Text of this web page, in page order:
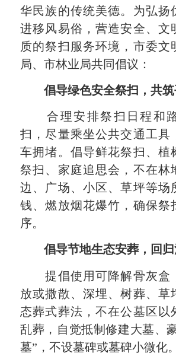
华民族的传统美德。为弘扬
进移风易俗，营造安全、文
质的祭扫服务环境，市委文
局、市林业局共同倡议：
倡导绿色安全祭扫，共筑
合理安排祭扫日程和路
扫，尽量乘坐公共交通工具
车拥堵。倡导鲜花祭扫、植
祭扫、家庭追思会，不在林
边、广场、小区、草坪等场
钱、燃放烟花爆竹，确保祭
序。
倡导节地生态安葬，回归
提倡使用可降解骨灰盒
放或撒散、深埋、树葬、草
态葬式葬法，不在公墓区以
乱葬，自觉抵制修建大墓、
墓”，不设墓碑或墓碑小微化。